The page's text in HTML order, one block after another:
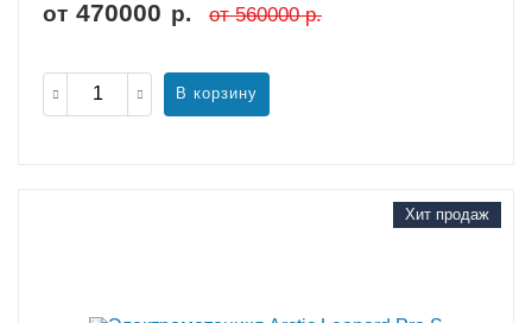
от 470000 р. от560000р.
В корзину
Хит продаж